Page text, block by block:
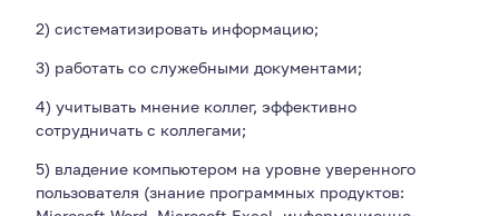
2) систематизировать информацию;
3) работать со служебными документами;
4) учитывать мнение коллег, эффективно
сотрудничать с коллегами;
5) владение компьютером на уровне уверенного
пользователя (знание программных продуктов: